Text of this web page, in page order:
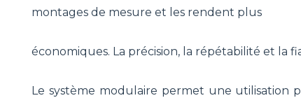
montages de mesure et les rendent plus
économiques. La précision, la répétabilité et la
Le système modulaire permet une utilisation